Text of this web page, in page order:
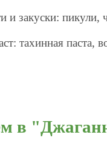
и закуски: пикули,
тахинная паста,
в